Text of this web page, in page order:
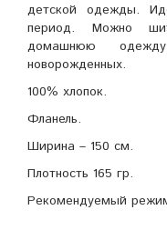
детской одежды.
период. Можно
домашнюю
новорожденных.
100% хлопок.
Фланель.
Ширина – 150 см.
Плотность 165 гр.
Рекомендуемый